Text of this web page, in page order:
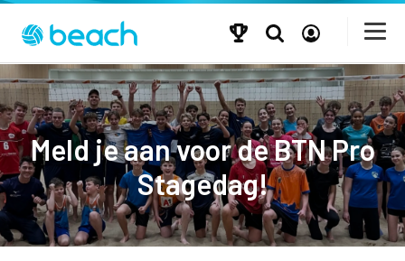
Meld je aan voor de BTN Pro
Stagedag!